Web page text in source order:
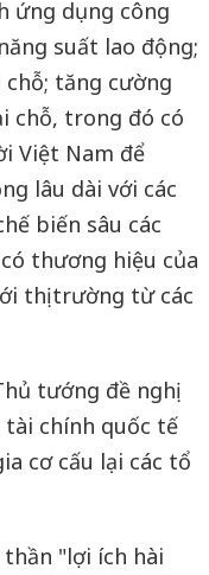
ứng dụng công
suất lao động;
tăng cường
chỗ, trong đó có
Việt Nam để
lâu dài với các
biến sâu các
thương hiệu của
thị trường từ các
tướng đề nghị
chính quốc tế
cơ cấu lại các tổ
"lợi ích hài